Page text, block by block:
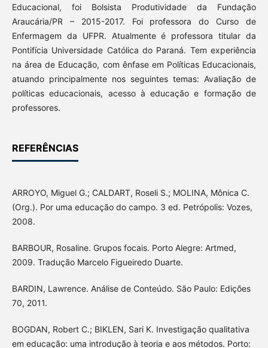
Educacional, foi Bolsista Produtividade da Fundação
Araucária/PR – 2015-2017. Foi professora do Curso de
Enfermagem da UFPR. Atualmente é professora titular da
Pontifícia Universidade Católica do Paraná. Tem experiência
na área de Educação, com ênfase em Políticas Educacionais,
atuando principalmente nos seguintes temas: Avaliação de
políticas educacionais, acesso à educação e formação de
professores.
REFERÊNCIAS
ARROYO, Miguel G.; CALDART, Roseli S.; MOLINA, Mônica C.
(Org.). Por uma educação do campo. 3 ed. Petrópolis: Vozes,
2008.
BARBOUR, Rosaline. Grupos focais. Porto Alegre: Artmed,
2009. Tradução Marcelo Figueiredo Duarte.
BARDIN, Lawrence. Análise de Conteúdo. São Paulo: Edições
70, 2011.
BOGDAN, Robert C.; BIKLEN, Sari K. Investigação qualitativa
em educação: uma introdução à teoria e aos métodos. Porto: